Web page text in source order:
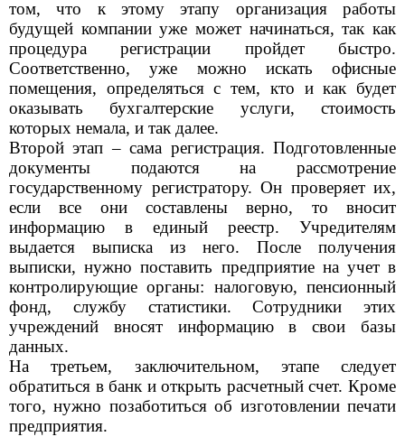
том, что к этому этапу организация работы
будущей компании уже может начинаться, так как
процедура регистрации пройдет быстро.
Соответственно, уже можно искать офисные
помещения, определяться с тем, кто и как будет
оказывать бухгалтерские услуги, стоимость
которых немала, и так далее.
Второй этап – сама регистрация. Подготовленные
документы подаются на рассмотрение
государственному регистратору. Он проверяет их,
если все они составлены верно, то вносит
информацию в единый реестр. Учредителям
выдается выписка из него. После получения
выписки, нужно поставить предприятие на учет в
контролирующие органы: налоговую, пенсионный
фонд, службу статистики. Сотрудники этих
учреждений вносят информацию в свои базы
данных.
На третьем, заключительном, этапе следует
обратиться в банк и открыть расчетный счет. Кроме
того, нужно позаботиться об изготовлении печати
предприятия.